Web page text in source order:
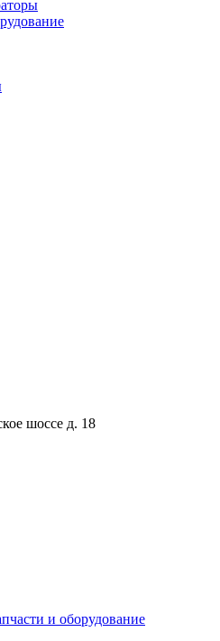
шоссе д. 18